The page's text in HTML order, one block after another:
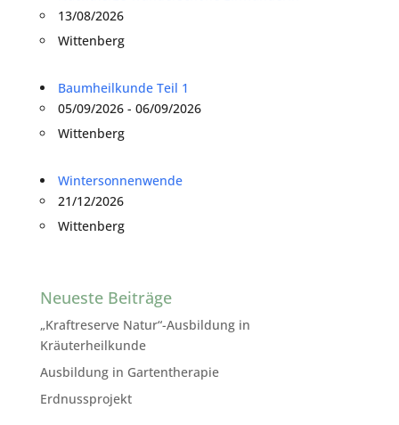
13/08/2026
Wittenberg
Baumheilkunde Teil 1
05/09/2026 - 06/09/2026
Wittenberg
Wintersonnenwende
21/12/2026
Wittenberg
Neueste Beiträge
„Kraftreserve Natur“-Ausbildung in
Kräuterheilkunde
Ausbildung in Gartentherapie
Erdnussprojekt